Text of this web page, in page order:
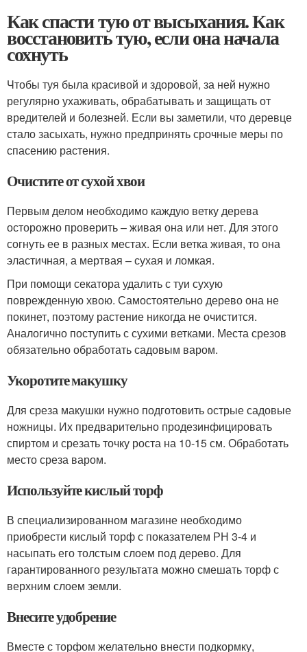
Как спасти тую от высыхания. Как
восстановить тую, если она начала
сохнуть
Чтобы туя была красивой и здоровой, за ней нужно
регулярно ухаживать, обрабатывать и защищать от
вредителей и болезней. Если вы заметили, что деревце
стало засыхать, нужно предпринять срочные меры по
спасению растения.
Очистите от сухой хвои
Первым делом необходимо каждую ветку дерева
осторожно проверить – живая она или нет. Для этого
согнуть ее в разных местах. Если ветка живая, то она
эластичная, а мертвая – сухая и ломкая.
При помощи секатора удалить с туи сухую
поврежденную хвою. Самостоятельно дерево она не
покинет, поэтому растение никогда не очистится.
Аналогично поступить с сухими ветками. Места срезов
обязательно обработать садовым варом.
Укоротите макушку
Для среза макушки нужно подготовить острые садовые
ножницы. Их предварительно продезинфицировать
спиртом и срезать точку роста на 10-15 см. Обработать
место среза варом.
Используйте кислый торф
В специализированном магазине необходимо
приобрести кислый торф с показателем РН 3-4 и
насыпать его толстым слоем под дерево. Для
гарантированного результата можно смешать торф с
верхним слоем земли.
Внесите удобрение
Вместе с торфом желательно внести подкормку,